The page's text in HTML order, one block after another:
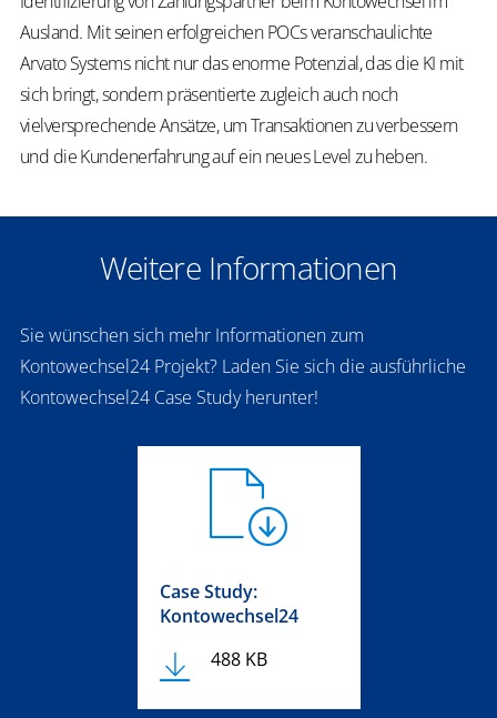
Ausland. Mit seinen erfolgreichen POCs veranschaulichte
Arvato Systems nicht nur das enorme Potenzial, das die KI mit
sich bringt, sondern präsentierte zugleich auch noch
vielversprechende Ansätze, um Transaktionen zu verbessern
und die Kundenerfahrung auf ein neues Level zu heben.
​​Weitere Informationen
Sie wünschen sich mehr Informationen zum
Kontowechsel24 Projekt? Laden Sie sich die ausführliche
Kontowechsel24 Case Study herunter!
Case Study:
Kontowechsel24
488 KB